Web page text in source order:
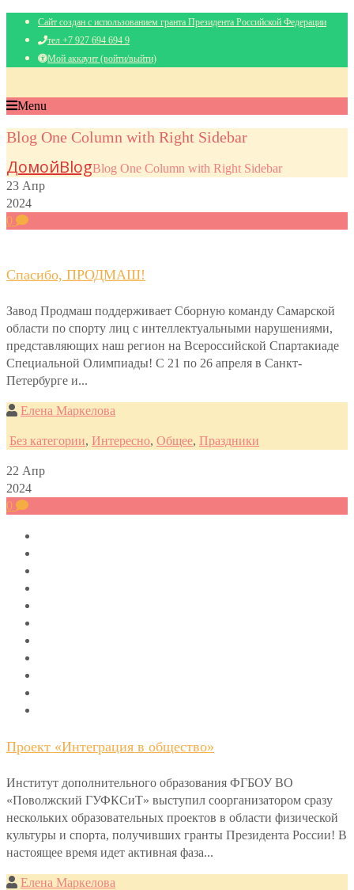
Сайт создан с использованием гранта Президента Российской Федерации
тел +7 927 694 694 9
Мой аккаунт (войти/выйти)
Menu
Blog One Column with Right Sidebar
ДомойBlogBlog One Column with Right Sidebar
23 Апр
2024
0
Спасибо, ПРОДМАШ!
Завод Продмаш поддерживает Сборную команду Самарской
области по спорту лиц с интеллектуальными нарушениями,
представляющих наш регион на Всероссийской Спартакиаде
Специальной Олимпиады! С 21 по 26 апреля в Санкт-
Петербурге и...
Елена Маркелова
Без категории, Интересно, Общее, Праздники
22 Апр
2024
0
Проект «Интеграция в общество»
Институт дополнительного образования ФГБОУ ВО
«Поволжский ГУФКСиТ» выступил соорганизатором сразу
нескольких образовательных проектов в области физической
культуры и спорта, получивших гранты Президента России! В
настоящее время идет активная фаза...
Елена Маркелова